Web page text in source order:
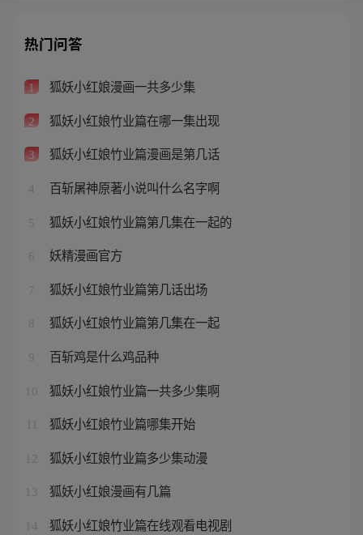
热门问答
1 狐妖小红娘漫画一共多少集
2 狐妖小红娘竹业篇在哪一集出现
3 狐妖小红娘竹业篇漫画是第几话
4 百斩屠神原著小说叫什么名字啊
5 狐妖小红娘竹业篇第几集在一起的
6 妖精漫画官方
7 狐妖小红娘竹业篇第几话出场
8 狐妖小红娘竹业篇第几集在一起
9 百斩鸡是什么鸡品种
10 狐妖小红娘竹业篇一共多少集啊
狐妖小红娘竹业篇哪集开始
12 狐妖小红娘竹业篇多少集动漫
13 狐妖小红娘漫画有几篇
14 狐妖小红娘竹业篇在线观看电视剧